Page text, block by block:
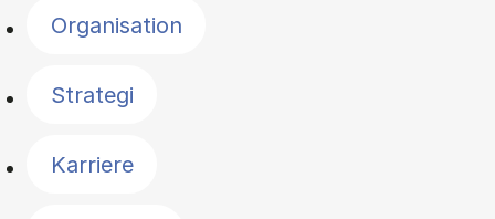
Organisation
Strategi
Karriere